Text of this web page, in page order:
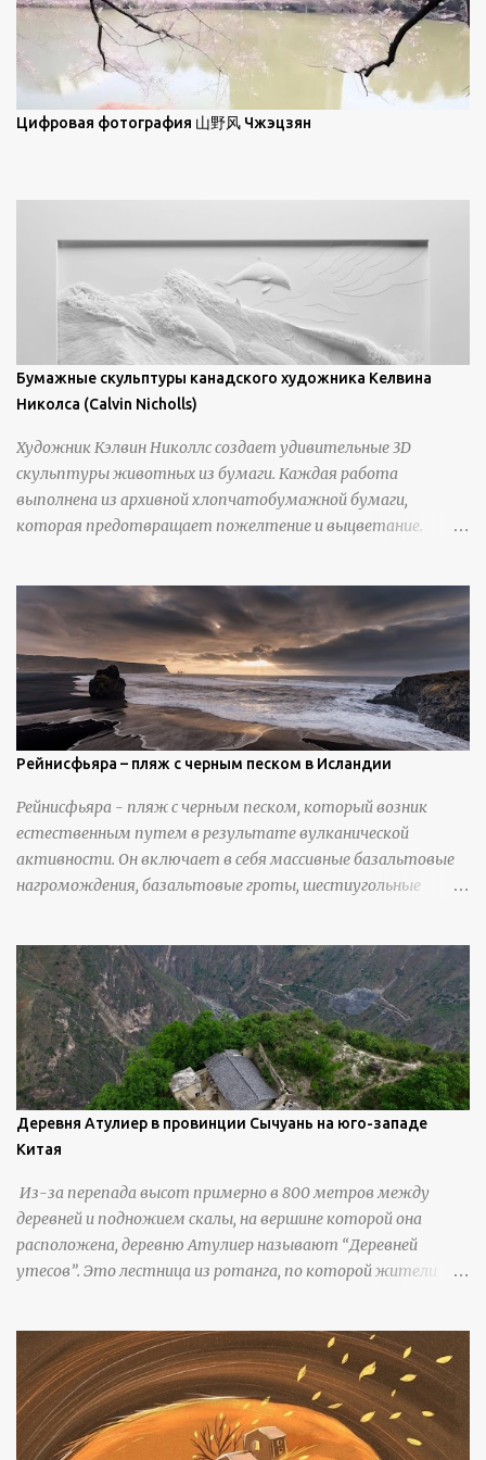
элегантность живописи с реалиями современной жизни. В
некотором смысле, персонажи его картин предлагают
зрителям незаконченный рассказ, который усиливается его
уникальной манерой использования освещения". Для
просмотра всех работ, посетите страницу –
Цифровая фотография 山野风 Чжэцзян
Бумажные скульптуры канадского художника Келвина
Николса (Calvin Nicholls)
Художник Кэлвин Николлс создает удивительные 3D
скульптуры животных из бумаги. Каждая работа
выполнена из архивной хлопчатобумажной бумаги,
которая предотвращает пожелтение и выцветание.
инструменты для текстурирования, чтобы точно
вылепить каждую деталь. источник
https://calvinnicholls.com/
Рейнисфьяра – пляж с черным песком в Исландии
Рейнисфьяра - пляж с черным песком, который возник
естественным путем в результате вулканической
активности. Он включает в себя массивные базальтовые
нагромождения, базальтовые гроты, шестиугольные
Деревня Атулиер в провинции Сычуань на юго-западе
Китая
Из-за перепада высот примерно в 800 метров между
деревней и подножием скалы, на вершине которой она
расположена, деревню Атулиер называют “Деревней
утесов”. Это лестница из ротанга, по которой жители
стальными лестницами с защитными перилами, и
передвижение детей и жителей деревни было улучшено.
Подъем от подножия горы до вершины занимает до 4
часов. По словам местных жителей, их предки мигрировали
в деревню, поскольку обнаружили, что в этом месте